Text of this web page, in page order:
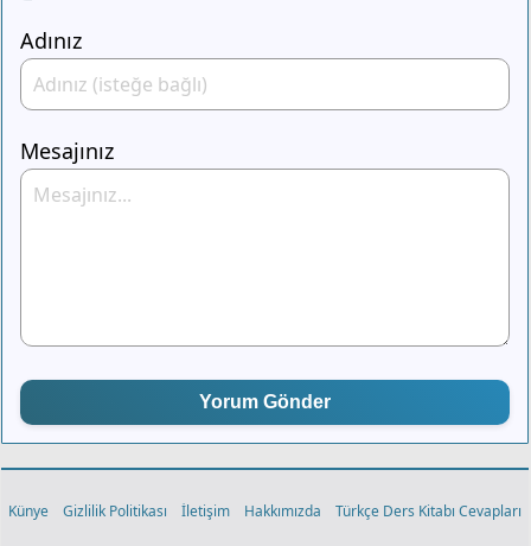
Adınız
Mesajınız
Yorum Gönder
Künye Gizlilik Politikası İletişim Hakkımızda Türkçe Ders Kitabı Cevapları